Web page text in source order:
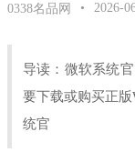
0338名品网 • 2026-
导读：微软系统
要下载或购买正
统官